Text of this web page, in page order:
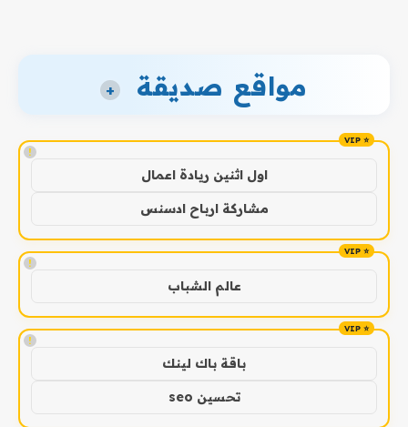
مواقع صديقة +
!
اول اثنين ريادة اعمال
مشاركة ارباح ادسنس
!
عالم الشباب
!
باقة باك لينك
تحسين seo